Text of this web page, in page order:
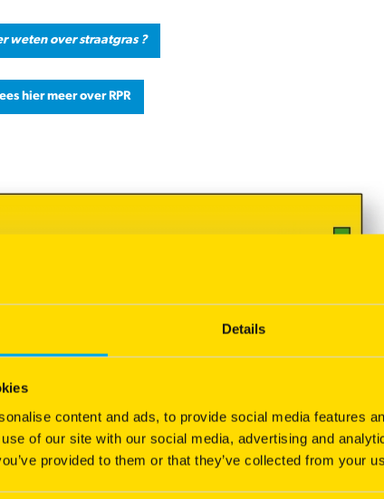
Details
content and ads, to provide social media features
of our site with our social media, advertising and
provided to them or that they’ve collected from your
weten over straatgras ?
hier meer over RPR